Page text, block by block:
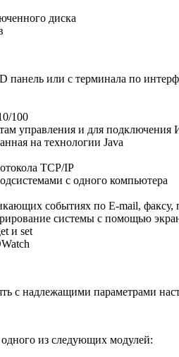
диска
или с терминала по
100
управления и для подключения
на технологии Java
TCP/IP
с одного компьютера
событиях по E-mail, факсу,
системы с помощью
и set
с надлежащими параметрами
из следующих модулей: